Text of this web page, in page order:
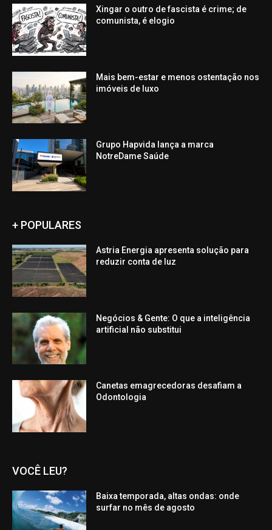
Xingar o outro de fascista é crime; de
comunista, é elogio
Mais bem-estar e menos ostentação nos
imóveis de luxo
Grupo Hapvida lança a marca
NotreDame Saúde
+ POPULARES
Astria Energia apresenta solução para
reduzir conta de luz
Negócios & Gente: O que a inteligência
artificial não substitui
Canetas emagrecedoras desafiam a
Odontologia
VOCÊ LEU?
Baixa temporada, altas ondas: onde
surfar no mês de agosto